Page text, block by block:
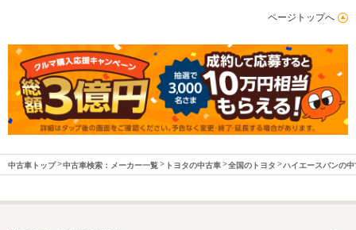
ページトップへ
中古車トップ 中古車検索：メーカー一覧 トヨタの中古車 全国のトヨタ ハイエースバンの中